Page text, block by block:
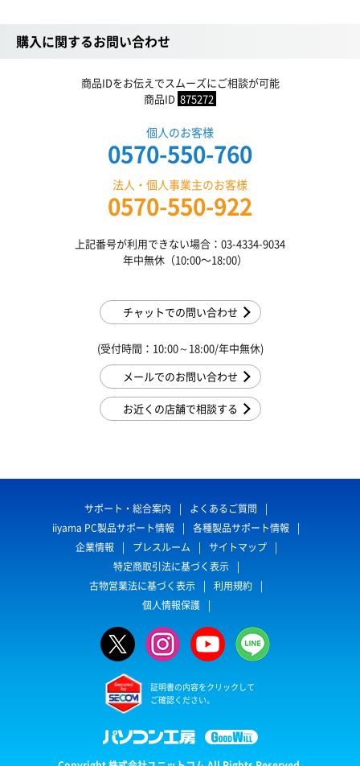
購入に関するお問い合わせ
商品IDをお伝えでスムーズにご相談が可能
商品ID 875272
個人のお客様
0570-550-760
法人・個人事業主のお客様
0570-550-922
上記番号が利用できない場合：03-4334-9034
年中無休（10:00〜18:00）
チャットでの問い合わせ
(受付時間：10:00～18:00/年中無休)
メールでのお問い合わせ
お近くの店舗で相談する
サポート・総合案内
よくあるご質問
iiyama PC製品サポート情報
各種製品サポート情報
企業情報
プレスルーム
サイトマップ
特定商取引法に基づく表示
古物営業法に基づく表示
利用規約
個人情報保護
証明書の内容をクリックして
ご確認ください。